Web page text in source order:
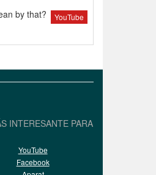
YouTube
by that?
INTERESANTE PARA
YouTube
Facebook